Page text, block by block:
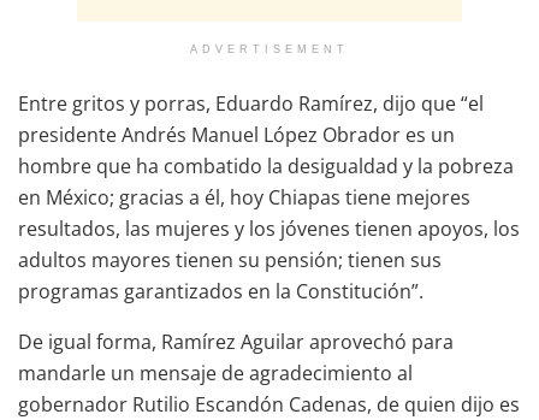
ADVERTISEMENT
Entre gritos y porras, Eduardo Ramírez, dijo que “el
presidente Andrés Manuel López Obrador es un
hombre que ha combatido la desigualdad y la pobreza
en México; gracias a él, hoy Chiapas tiene mejores
resultados, las mujeres y los jóvenes tienen apoyos, los
adultos mayores tienen su pensión; tienen sus
programas garantizados en la Constitución”.
De igual forma, Ramírez Aguilar aprovechó para
mandarle un mensaje de agradecimiento al
gobernador Rutilio Escandón Cadenas, de quien dijo es